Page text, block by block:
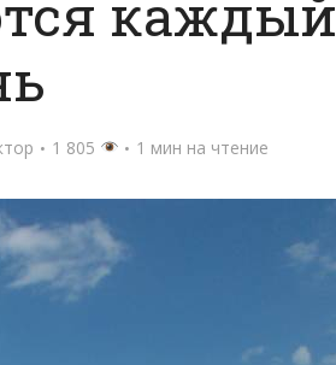
каждый
1 805 1 мин на чтение